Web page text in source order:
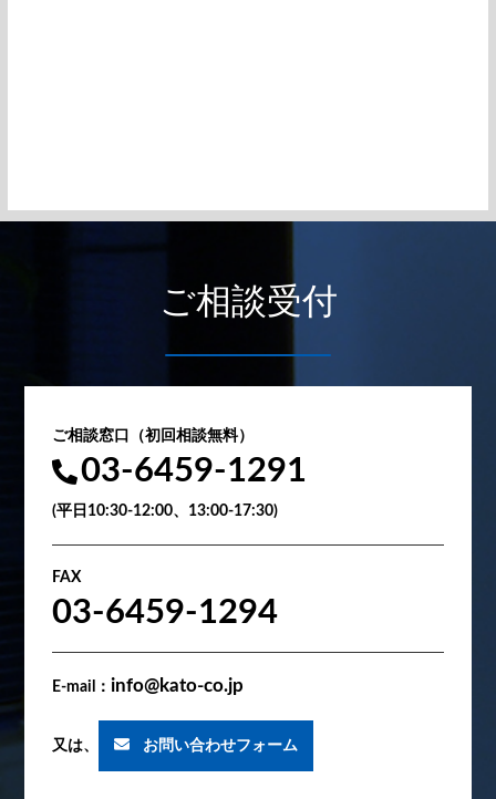
ご相談受付
ご相談窓口（初回相談無料）
03-6459-1291
(平日10:30-12:00、13:00-17:30)
FAX
03-6459-1294
E-mail： info@kato-co.jp
又は、 お問い合わせフォーム